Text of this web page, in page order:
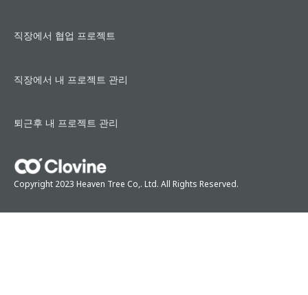
직장에서 협업 프로젝트
직장에서 내 프로젝트 관리
퇴근후 내 프로젝트 관리
Copyright 2023 Heaven Tree Co,. Ltd. All Rights Reserved.